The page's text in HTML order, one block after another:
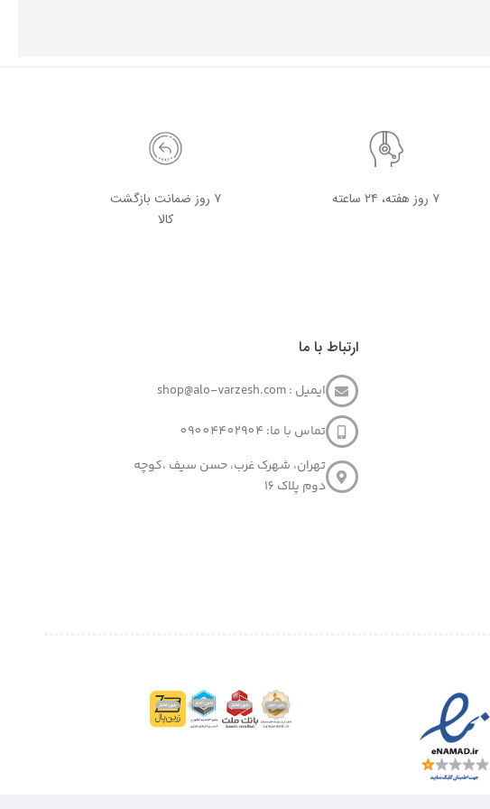
۷ روز هفته، ۲۴ ساعته
۷ روز ضمانت بازگشت
کالا
ارتباط با ما
ایمیل : shop@alo-varzesh.com
تماس با ما: 09004402904
تهران، شهرک غرب، حسن سیف ،کوچه
دوم پلاک 16